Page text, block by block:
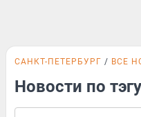
САНКТ-ПЕТЕРБУРГ ВСЕ
Новости по